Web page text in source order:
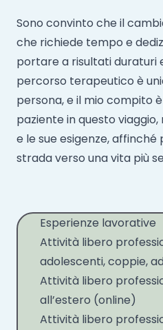
Sono convinto che il
che richiede tempo e
portare a risultati duraturi
percorso terapeutico è
persona, e il mio compito
paziente in questo
e le sue esigenze,
strada verso una vita più
Esperienze lavorative
Attività libero
adolescenti, coppie,
Attività libero
all’estero (online)
Attività libero